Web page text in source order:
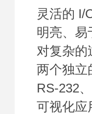
灵活的 I/
明亮、易
对复杂的
两个独立
RS-232
可视化应